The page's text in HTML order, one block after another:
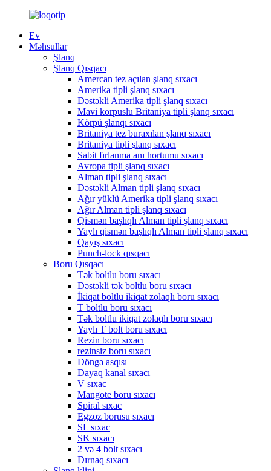
Ev
Məhsullar
Şlanq
Şlanq Qısqacı
Amercan tez açılan şlanq sıxacı
Amerika tipli şlanq sıxacı
Dəstəkli Amerika tipli şlanq sıxacı
Mavi korpuslu Britaniya tipli şlanq sıxacı
Körpü şlanqı sıxacı
Britaniya tez buraxılan şlanq sıxacı
Britaniya tipli şlanq sıxacı
Sabit fırlanma anı hortumu sıxacı
Avropa tipli şlanq sıxacı
Alman tipli şlanq sıxacı
Dəstəkli Alman tipli şlanq sıxacı
Ağır yüklü Amerika tipli şlanq sıxacı
Ağır Alman tipli şlanq sıxacı
Qismən başlıqlı Alman tipli şlanq sıxacı
Yaylı qismən başlıqlı Alman tipli şlanq sıxacı
Qayış sıxacı
Punch-lock qısqacı
Boru Qısqacı
Tək boltlu boru sıxacı
Dəstəkli tək boltlu boru sıxacı
İkiqat boltlu ikiqat zolaqlı boru sıxacı
T boltlu boru sıxacı
Tək boltlu ikiqat zolaqlı boru sıxacı
Yaylı T bolt boru sıxacı
Rezin boru sıxacı
rezinsiz boru sıxacı
Döngə asqısı
Dayaq kanal sıxacı
V sıxac
Mangote boru sıxacı
Spiral sıxac
Egzoz borusu sıxacı
SL sıxac
SK sıxacı
2 və 4 bolt sıxacı
Dırnaq sıxacı